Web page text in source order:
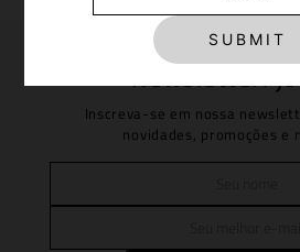
SUBMIT
Newsletter:
Inscreva-se em nossa
novidades, promoções e